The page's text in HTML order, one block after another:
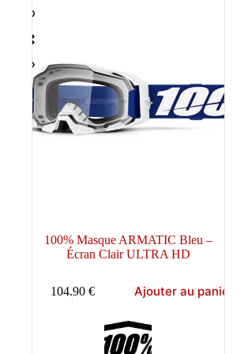
100% Masque ARMATIC Bleu –
Écran Clair ULTRA HD
104.90 € Ajouter au panier